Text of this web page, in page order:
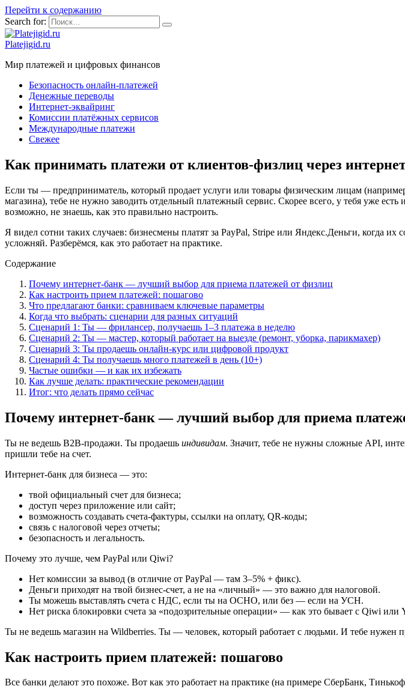
Перейти к содержанию
Search for:
Platejigid.ru
Мир платежей и цифровых финансов
Безопасность онлайн-платежей
Денежные переводы
Интернет-эквайринг
Комиссии платёжных сервисов
Международные платежи
Свежее
Как принимать платежи от клиентов-физлиц через
Если ты — предприниматель, который продает услуги или товары физическим лицам
магазина), тебе не нужно заводить отдельный платежный сервис. Скорее всего, у тебя уже
возможно, не знаешь, как это правильно настроить.
Я видел сотни таких случаев: бизнесмены платят за PayPal, Stripe или Яндекс.Деньги, когда
усложняй. Разберёмся, как это работает на практике.
Содержание
Почему интернет-банк — лучший выбор для приема платежей от физлиц
Как настроить прием платежей: пошагово
Что предлагают банки: сравниваем ключевые параметры
Когда что выбрать: сценарии для разных ситуаций
Сценарий 1: Ты — фрилансер, получаешь 1–3 платежа в неделю
Сценарий 2: Ты — мастер, который работает на выезде (ремонт, уборка, парикмахер)
Сценарий 3: Ты продаешь онлайн-курс или цифровой продукт
Сценарий 4: Ты получаешь много платежей в день (10+)
Частые ошибки — и как их избежать
Как лучше делать: практические рекомендации
Итог: что делать прямо сейчас
Почему интернет-банк — лучший выбор для приема
Ты не ведешь B2B-продажи. Ты продаешь индивидам. Значит, тебе не нужны сложные API,
пришли тебе на счет.
Интернет-банк для бизнеса — это:
твой официальный счет для бизнеса;
доступ через приложение или сайт;
возможность создавать счета-фактуры, ссылки на оплату, QR-коды;
связь с налоговой через отчеты;
безопасность и легальность.
Почему это лучше, чем PayPal или Qiwi?
Нет комиссии за вывод (в отличие от PayPal — там 3–5% + фикс).
Деньги приходят на твой бизнес-счет, а не на «личный» — это важно для налоговой.
Ты можешь выставлять счета с НДС, если ты на ОСНО, или без — если на УСН.
Нет риска блокировки счета за «подозрительные операции» — как это бывает с Qiwi или
Ты не ведешь магазин на Wildberries. Ты — человек, который работает с людьми. И тебе нужен
Как настроить прием платежей: пошагово
Все банки делают это похоже. Вот как это работает на практике (на примере СберБанк,